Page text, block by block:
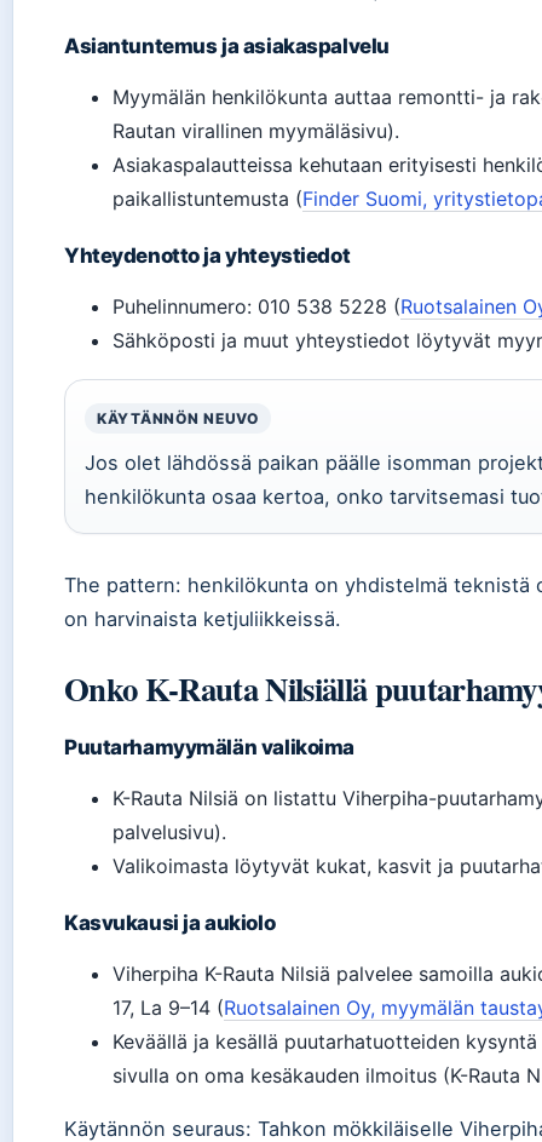
Asiantuntemus ja asiakaspalvelu
Myymälän henkilökunta auttaa remontti- ja
Rautan virallinen myymäläsivu).
Asiakaspalautteissa kehutaan erityisesti
paikallistuntemusta (Finder Suomi,
Yhteydenotto ja yhteystiedot
Puhelinnumero: 010 538 5228 (Ruotsalainen
Sähköposti ja muut yhteystiedot löytyvät
KÄYTÄNNÖN NEUVO
Jos olet lähdössä paikan päälle isomman
henkilökunta osaa kertoa, onko tarvitsemasi
The pattern: henkilökunta on yhdistelmä teknistä
on harvinaista ketjuliikkeissä.
Onko K-Rauta Nilsiällä
Puutarhamyymälän valikoima
K-Rauta Nilsiä on listattu Viherpiha-
palvelusivu).
Valikoimasta löytyvät kukat, kasvit ja
Kasvukausi ja aukiolo
Viherpiha K-Rauta Nilsiä palvelee samoilla
17, La 9–14 (Ruotsalainen Oy, myymälän
Keväällä ja kesällä puutarhatuotteiden
sivulla on oma kesäkauden ilmoitus (K-Rauta
Käytännön seuraus: Tahkon mökkiläiselle